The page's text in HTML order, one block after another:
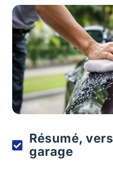
Résumé,
garage